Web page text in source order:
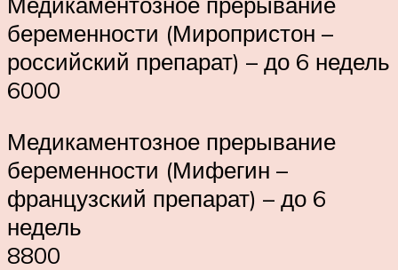
беременности (Миропристон –
российский препарат) – до 6 недель
6000
Медикаментозное прерывание
беременности (Мифегин –
французский препарат) – до 6
недель
8800